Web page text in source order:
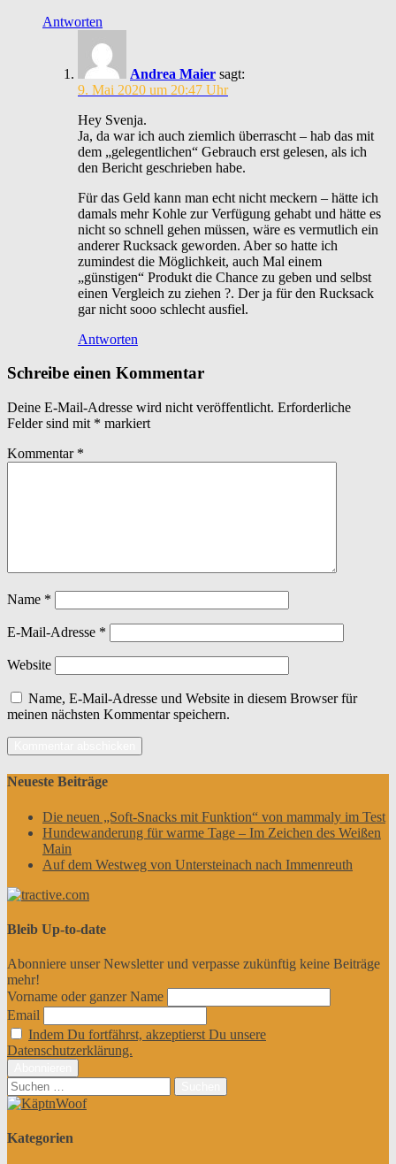
Antworten
Andrea Maier sagt:
9. Mai 2020 um 20:47 Uhr
Hey Svenja.
Ja, da war ich auch ziemlich überrascht – hab das mit
dem „gelegentlichen“ Gebrauch erst gelesen, als ich
den Bericht geschrieben habe.
Für das Geld kann man echt nicht meckern – hätte ich
damals mehr Kohle zur Verfügung gehabt und hätte es
nicht so schnell gehen müssen, wäre es vermutlich ein
anderer Rucksack geworden. Aber so hatte ich
zumindest die Möglichkeit, auch Mal einem
„günstigen“ Produkt die Chance zu geben und selbst
einen Vergleich zu ziehen ?. Der ja für den Rucksack
gar nicht sooo schlecht ausfiel.
Antworten
Schreibe einen Kommentar
Deine E-Mail-Adresse wird nicht veröffentlicht. Erforderliche
Felder sind mit * markiert
Kommentar *
Name *
E-Mail-Adresse *
Website
Name, E-Mail-Adresse und Website in diesem Browser für
meinen nächsten Kommentar speichern.
Neueste Beiträge
Die neuen „Soft-Snacks mit Funktion“ von mammaly im Test
Hundewanderung für warme Tage – Im Zeichen des Weißen
Main
Auf dem Westweg von Untersteinach nach Immenreuth
Bleib Up-to-date
Abonniere unser Newsletter und verpasse zukünftig keine Beiträge
mehr!
Vorname oder ganzer Name
Email
Indem Du fortfährst, akzeptierst Du unsere
Datenschutzerklärung.
Suchen
nach:
Kategorien